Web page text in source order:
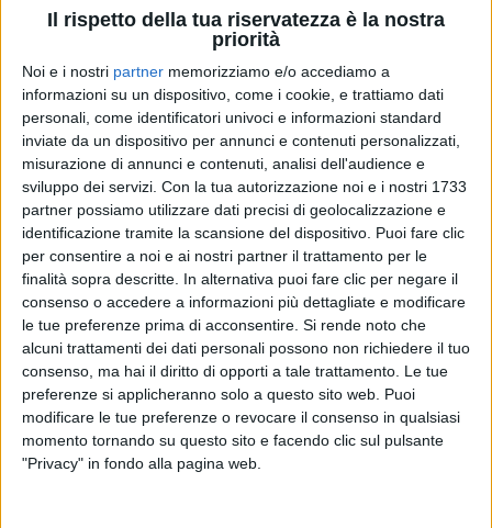
Il rispetto della tua riservatezza è la nostra
priorità
Noi e i nostri partner memorizziamo e/o accediamo a
informazioni su un dispositivo, come i cookie, e trattiamo dati
personali, come identificatori univoci e informazioni standard
inviate da un dispositivo per annunci e contenuti personalizzati,
misurazione di annunci e contenuti, analisi dell'audience e
sviluppo dei servizi. Con la tua autorizzazione noi e i nostri 1733
partner possiamo utilizzare dati precisi di geolocalizzazione e
identificazione tramite la scansione del dispositivo. Puoi fare clic
per consentire a noi e ai nostri partner il trattamento per le
finalità sopra descritte. In alternativa puoi fare clic per negare il
consenso o accedere a informazioni più dettagliate e modificare
le tue preferenze prima di acconsentire. Si rende noto che
alcuni trattamenti dei dati personali possono non richiedere il tuo
consenso, ma hai il diritto di opporti a tale trattamento. Le tue
preferenze si applicheranno solo a questo sito web. Puoi
modificare le tue preferenze o revocare il consenso in qualsiasi
momento tornando su questo sito e facendo clic sul pulsante
"Privacy" in fondo alla pagina web.
VIDEO
#atupertu con Rocco Hunt (#rilive Napoli)
Chi siamo
Privacy